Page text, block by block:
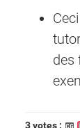
des
3 votes : CG